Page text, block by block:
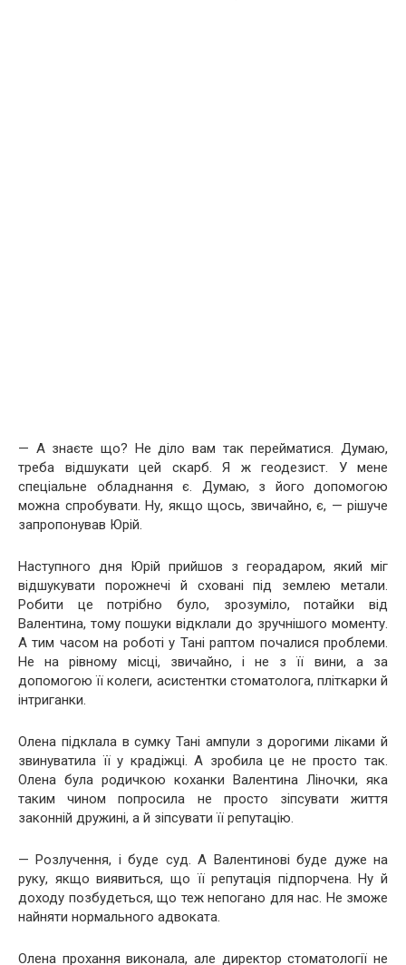
— А знаєте що? Не діло вам так перейматися. Думаю,
треба відшукати цей скарб. Я ж геодезист. У мене
спеціальне обладнання є. Думаю, з його допомогою
можна спробувати. Ну, якщо щось, звичайно, є, — рішуче
запропонував Юрій.
Наступного дня Юрій прийшов з георадаром, який міг
відшукувати порожнечі й сховані під землею метали.
Робити це потрібно було, зрозуміло, потайки від
Валентина, тому пошуки відклали до зручнішого моменту.
А тим часом на роботі у Тані раптом почалися проблеми.
Не на рівному місці, звичайно, і не з її вини, а за
допомогою її колеги, асистентки стоматолога, пліткарки й
інтриганки.
Олена підклала в сумку Тані ампули з дорогими ліками й
звинуватила її у крадіжці. А зробила це не просто так.
Олена була родичкою коханки Валентина Ліночки, яка
таким чином попросила не просто зіпсувати життя
законній дружині, а й зіпсувати її репутацію.
— Розлучення, і буде суд. А Валентинові буде дуже на
руку, якщо виявиться, що її репутація підпорчена. Ну й
доходу позбудеться, що теж непогано для нас. Не зможе
найняти нормального адвоката.
Олена прохання виконала, але директор стоматології не